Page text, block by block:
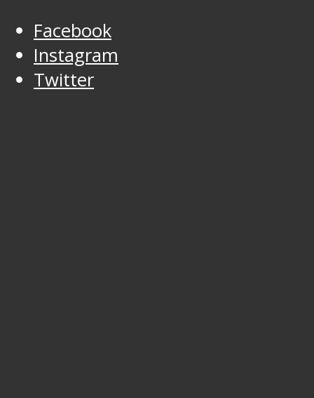
Facebook
Instagram
Twitter